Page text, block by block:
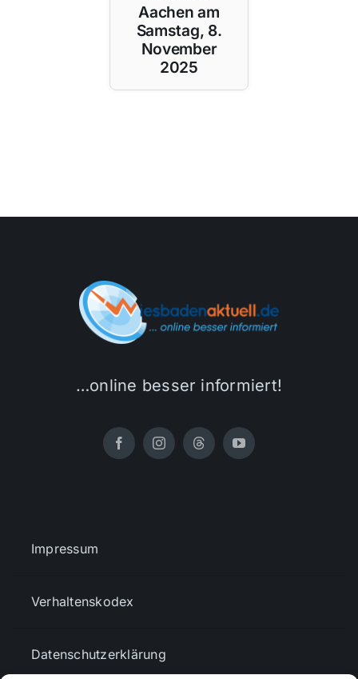
Aachen am
Samstag, 8.
November
2025
…online besser informiert!
Impressum
Verhaltenskodex
Datenschutzerklärung